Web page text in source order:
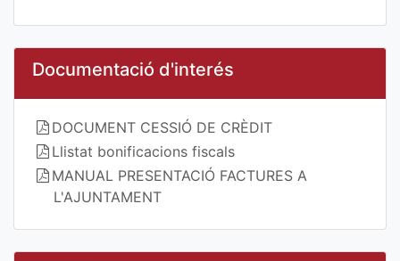
Documentació d'interés
DOCUMENT CESSIÓ DE CRÈDIT
Llistat bonificacions fiscals
MANUAL PRESENTACIÓ FACTURES A
L'AJUNTAMENT